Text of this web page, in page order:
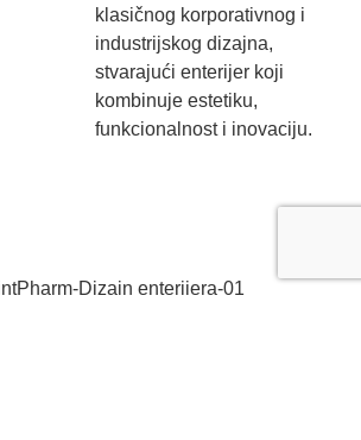
klasičnog korporativnog i
industrijskog dizajna,
stvarajući enterijer koji
kombinuje estetiku,
funkcionalnost i inovaciju.